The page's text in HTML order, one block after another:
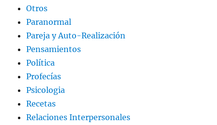
Otros
Paranormal
Pareja y Auto-Realización
Pensamientos
Política
Profecías
Psicologia
Recetas
Relaciones Interpersonales